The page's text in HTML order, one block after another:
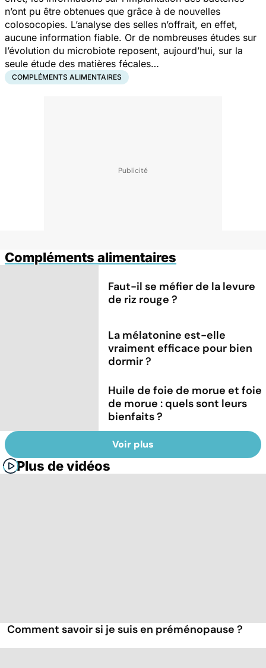
n’ont pu être obtenues que grâce à de nouvelles
colosocopies. L’analyse des selles n’offrait, en effet,
aucune information fiable. Or de nombreuses études sur
l’évolution du microbiote reposent, aujourd’hui, sur la
seule étude des matières fécales…
COMPLÉMENTS ALIMENTAIRES
Compléments alimentaires
Faut-il se méfier de la levure
de riz rouge ?
La mélatonine est-elle
vraiment efficace pour bien
dormir ?
Huile de foie de morue et foie
de morue : quels sont leurs
bienfaits ?
Voir plus
Plus de vidéos
Comment savoir si je suis en préménopause ?